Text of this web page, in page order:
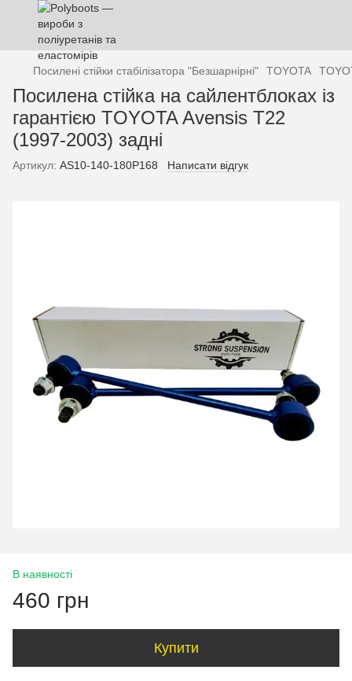
Посилені стійки стабілізатора "Безшарнірні" TOYOTA
Посилена стійка на сайлентблоках із
гарантією TOYOTA Avensis T22
(1997-2003) задні
Артикул: AS10-140-180P168 Написати відгук
В наявності
460 грн
Купити